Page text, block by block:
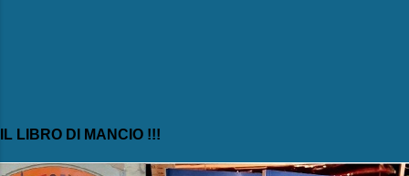
IL LIBRO DI MANCIO !!!